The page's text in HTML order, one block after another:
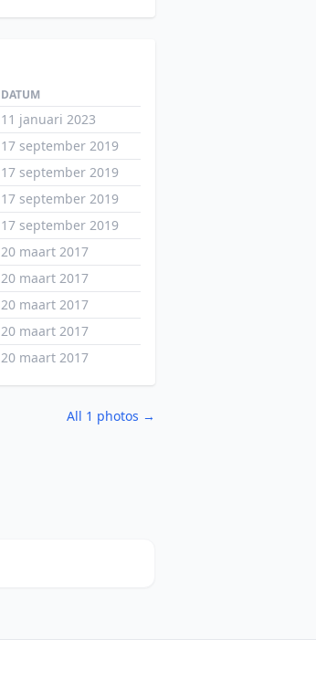
DATUM
11 januari 2023
17 september 2019
17 september 2019
17 september 2019
17 september 2019
20 maart 2017
20 maart 2017
20 maart 2017
20 maart 2017
20 maart 2017
All 1 photos →